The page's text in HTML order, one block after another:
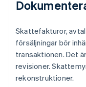
Skattefakturor,
försäljningar bör
transaktionen. Det
revisioner.
rekonstruktioner.